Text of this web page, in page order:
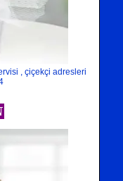
, çiçekçi adresleri